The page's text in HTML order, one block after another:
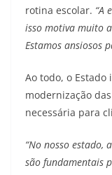
rotina escolar. “A
isso motiva muito
Estamos ansiosos
Ao todo, o Estado
modernização
necessária para
“No nosso estado,
são fundamentais